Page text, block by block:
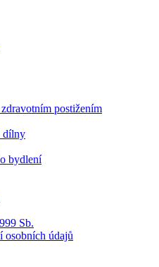
postižením
dílny
bydlení
Sb.
osobních údajů